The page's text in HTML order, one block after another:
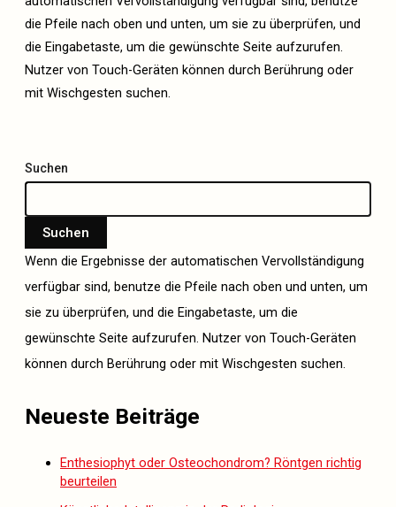
die Pfeile nach oben und unten, um sie zu überprüfen, und
die Eingabetaste, um die gewünschte Seite aufzurufen.
Nutzer von Touch-Geräten können durch Berührung oder
mit Wischgesten suchen.
Suchen
Suchen
Wenn die Ergebnisse der automatischen Vervollständigung
verfügbar sind, benutze die Pfeile nach oben und unten, um
sie zu überprüfen, und die Eingabetaste, um die
gewünschte Seite aufzurufen. Nutzer von Touch-Geräten
können durch Berührung oder mit Wischgesten suchen.
Neueste Beiträge
Enthesiophyt oder Osteochondrom? Röntgen richtig
beurteilen